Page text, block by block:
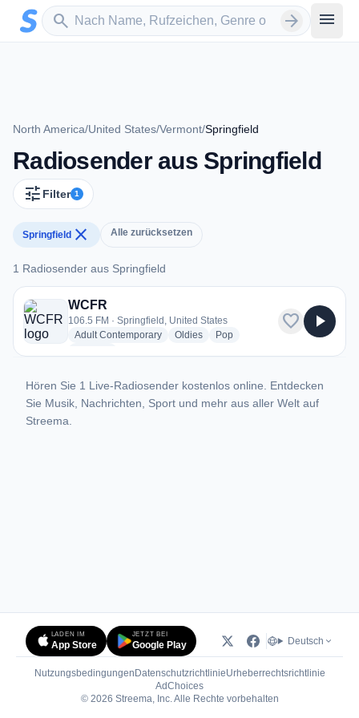
Zum Hauptinhalt springen
search
Sender suchen arrow_forward menu
North America/United States/Vermont/Springfield
Radiosender aus Springfield
tune Filter 1
Springfield close Alle zurücksetzen
1 Radiosender aus Springfield
1 Radiosender aus Springfield
WCFR
106.5 FM · Springfield, United States
Adult Contemporaryradio stations
Oldiesradio stations
Popradio stations
favorite play_arrow
Hören Sie 1 Live-Radiosender kostenlos online. Entdecken
Sie Musik, Nachrichten, Sport und mehr aus aller Welt auf
Streema.
LADEN IM
App Store
JETZT BEI
Google Play Deutsch
Nutzungsbedingungen DatenschutzrichtlinieUrheberrechtsrichtlinie
AdChoices(öffnet in neuem Tab)
© 2026 Streema, Inc. Alle Rechte vorbehalten